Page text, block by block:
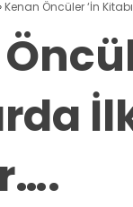
› Kenan Öncüler ‘İn